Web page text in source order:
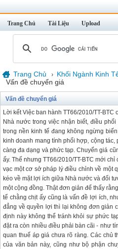
Trang Chủ Tài Liệu Upload
Trang Chủ › Khối Ngành Kinh
Vấn đề chuyển giá
Vấn đề chuyển giá
Lời kết Việc ban hành TT66/2010/TT-
Nhà nước trong việc nhận biết, điều
trong nền kinh tế đang không ngừng
kinh doanh mang tính phối hợp, cộng
càng đa dạng và phức tạp. Chuyển giá
ấy. Thế nhưng TT66/2010/TT-BTC mới
vạc một cơ sở pháp lý điều chỉnh về một
kéo về mặt lợi ích giữa Nhà nước và đối
một cộng đồng. Thật đơn giản để thấy
tế chằng chịt ấy cũng là vấn đề lợi ích,
đẳng về quyền lợi thì lại không đơn giản
định này không thể tránh khỏi sự phức
đặt ra còn nhiều điều phải bàn cãi - như
quan thuế áp giá chưa rõ ràng. Các chủ
của văn bản này, cũng như bộ phận